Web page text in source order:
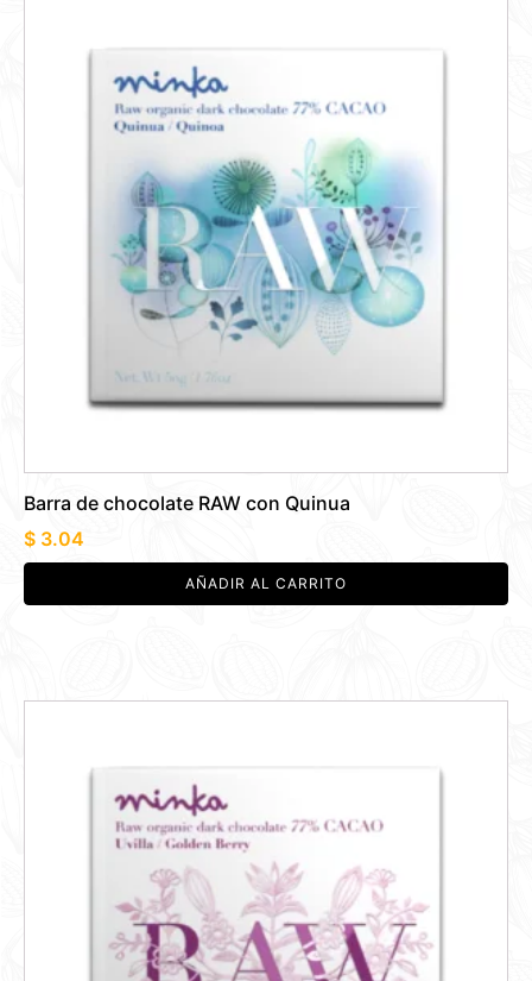
Barra de chocolate RAW con Quinua
$ 3.04
AÑADIR AL CARRITO